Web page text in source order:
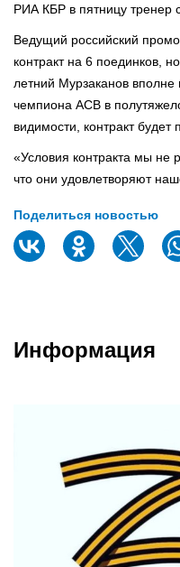
РИА КБР в пятницу тренер
Ведущий российский
контракт на 6 поединков,
летний Мурзаканов
чемпиона ACB в
видимости, контракт будет
«Условия контракта мы не
что они удовлетворяют
Поделиться новостью
Информация